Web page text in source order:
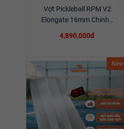
Vợt Pickleball RPM V2
Elongate 16mm Chính…
4,890,000đ
New